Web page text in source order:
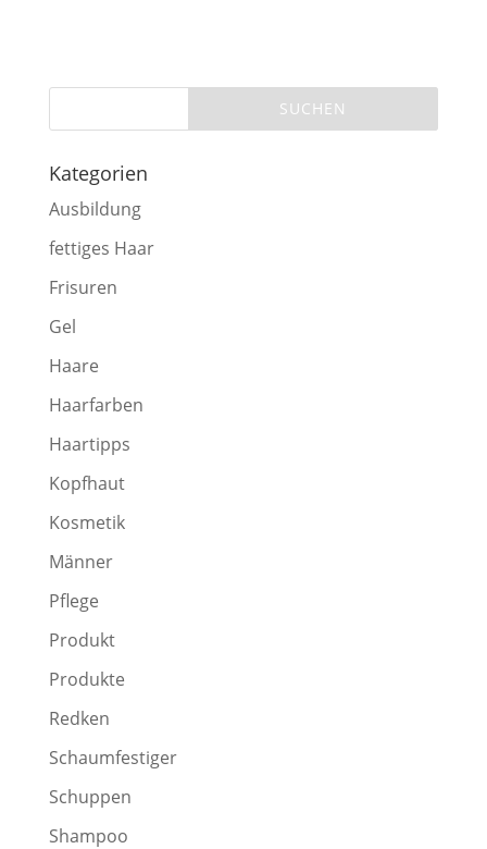
Kategorien
Ausbildung
fettiges Haar
Frisuren
Gel
Haare
Haarfarben
Haartipps
Kopfhaut
Kosmetik
Männer
Pflege
Produkt
Produkte
Redken
Schaumfestiger
Schuppen
Shampoo